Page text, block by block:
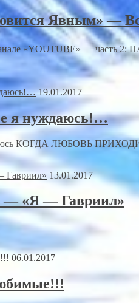
Явным» —
«YOUTUBE» — часть 2:
19.01.2017
я нуждаюсь!…
КОГДА ЛЮБОВЬ
13.01.2017
«Я — Гавриил»
06.01.2017